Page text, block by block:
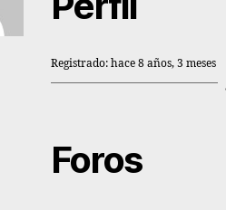
Registrado: hace 8 años, 3 meses
Foros